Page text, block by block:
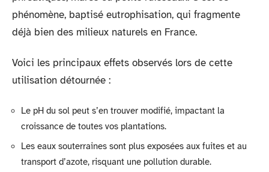
phénomène, baptisé eutrophisation, qui fragmente
déjà bien des milieux naturels en France.
Voici les principaux effets observés lors de cette
utilisation détournée :
Le pH du sol peut s’en trouver modifié, impactant la
croissance de toutes vos plantations.
Les eaux souterraines sont plus exposées aux fuites et au
transport d’azote, risquant une pollution durable.